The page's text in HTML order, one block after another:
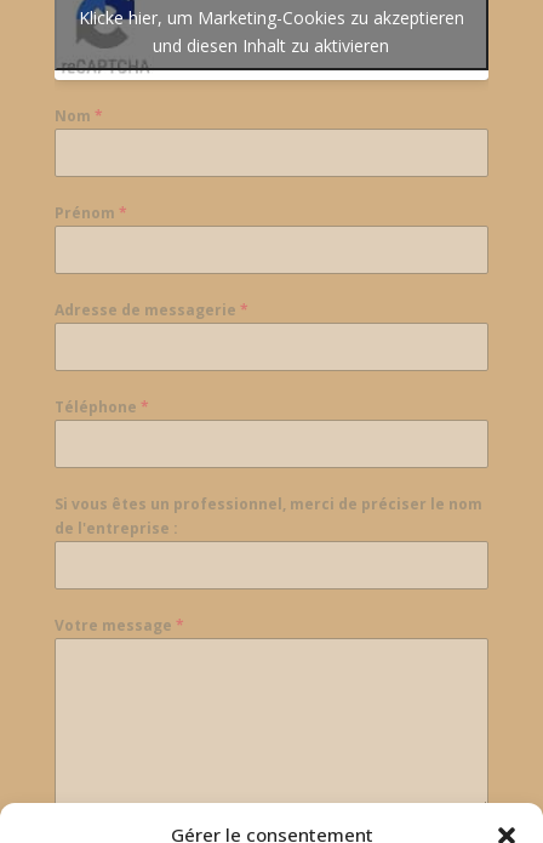
Gérer le consentement
Klicke hier, um Marketing-Cookies zu akzeptieren
und diesen Inhalt zu aktivieren
Nom *
Prénom *
Adresse de messagerie *
Téléphone *
Si vous êtes un professionnel, merci de préciser le nom
de l'entreprise :
Votre message *